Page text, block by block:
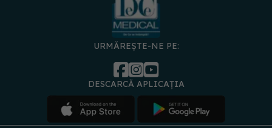
URMĂREȘTE-NE PE:
DESCARCĂ APLICAȚIA